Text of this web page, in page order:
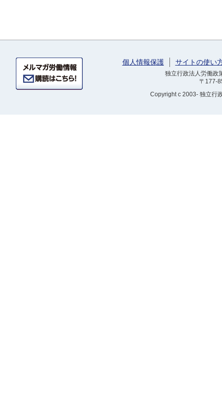
個人情報保護 サイトの使い
独立行政法人労働
〒177-
Copyright c 2003- 独立行